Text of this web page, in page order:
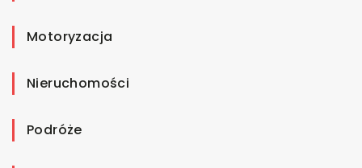
Motoryzacja
Nieruchomości
Podróże